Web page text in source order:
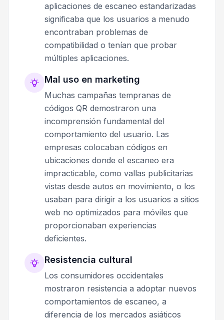
aplicaciones de escaneo estandarizadas
significaba que los usuarios a menudo
encontraban problemas de
compatibilidad o tenían que probar
múltiples aplicaciones.
Mal uso en marketing
Muchas campañas tempranas de
códigos QR demostraron una
incomprensión fundamental del
comportamiento del usuario. Las
empresas colocaban códigos en
ubicaciones donde el escaneo era
impracticable, como vallas publicitarias
vistas desde autos en movimiento, o los
usaban para dirigir a los usuarios a sitios
web no optimizados para móviles que
proporcionaban experiencias
deficientes.
Resistencia cultural
Los consumidores occidentales
mostraron resistencia a adoptar nuevos
comportamientos de escaneo, a
diferencia de los mercados asiáticos